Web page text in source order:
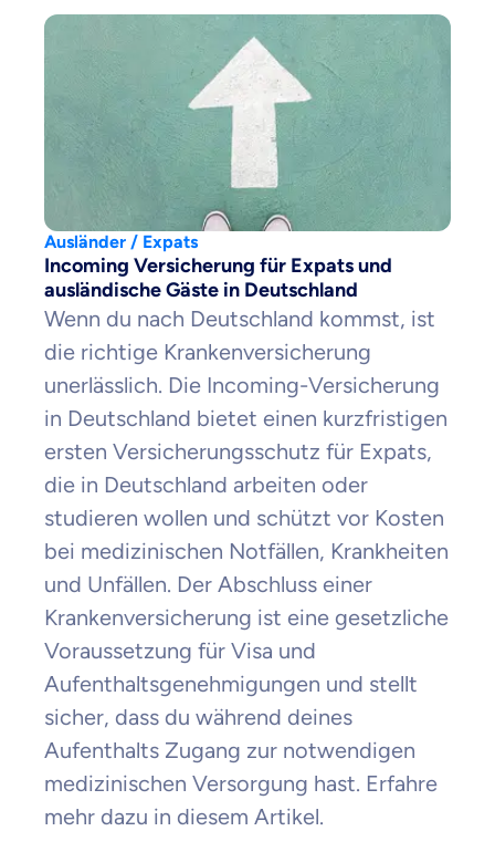
Ausländer / Expats
Incoming Versicherung für Expats und
ausländische Gäste in Deutschland
Wenn du nach Deutschland kommst, ist
die richtige Krankenversicherung
unerlässlich. Die Incoming-Versicherung
in Deutschland bietet einen kurzfristigen
ersten Versicherungsschutz für Expats,
die in Deutschland arbeiten oder
studieren wollen und schützt vor Kosten
bei medizinischen Notfällen, Krankheiten
und Unfällen. Der Abschluss einer
Krankenversicherung ist eine gesetzliche
Voraussetzung für Visa und
Aufenthaltsgenehmigungen und stellt
sicher, dass du während deines
Aufenthalts Zugang zur notwendigen
medizinischen Versorgung hast. Erfahre
mehr dazu in diesem Artikel.